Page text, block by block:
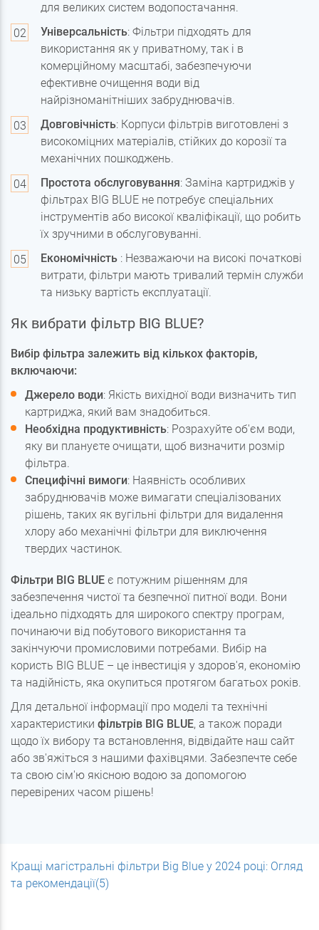
для великих систем водопостачання.
Універсальність: Фільтри підходять для
використання як у приватному, так і в
комерційному масштабі, забезпечуючи
ефективне очищення води від
найрізноманітніших забруднювачів.
Довговічність: Корпуси фільтрів виготовлені з
високоміцних матеріалів, стійких до корозії та
механічних пошкоджень.
Простота обслуговування: Заміна картриджів у
фільтрах BIG BLUE не потребує спеціальних
інструментів або високої кваліфікації, що робить
їх зручними в обслуговуванні.
Економічність : Незважаючи на високі початкові
витрати, фільтри мають тривалий термін служби
та низьку вартість експлуатації.
Як вибрати фільтр BIG BLUE?
Вибір фільтра залежить від кількох факторів,
включаючи:
Джерело води: Якість вихідної води визначить тип
картриджа, який вам знадобиться.
Необхідна продуктивність: Розрахуйте об'єм води,
яку ви плануєте очищати, щоб визначити розмір
фільтра.
Специфічні вимоги: Наявність особливих
забруднювачів може вимагати спеціалізованих
рішень, таких як вугільні фільтри для видалення
хлору або механічні фільтри для виключення
твердих частинок.
Фільтри BIG BLUE є потужним рішенням для
забезпечення чистої та безпечної питної води. Вони
ідеально підходять для широкого спектру програм,
починаючи від побутового використання та
закінчуючи промисловими потребами. Вибір на
користь BIG BLUE – це інвестиція у здоров'я, економію
та надійність, яка окупиться протягом багатьох років.
Для детальної інформації про моделі та технічні
характеристики фільтрів BIG BLUE, а також поради
щодо їх вибору та встановлення, відвідайте наш сайт
або зв'яжіться з нашими фахівцями. Забезпечте себе
та свою сім'ю якісною водою за допомогою
перевірених часом рішень!
Кращі магістральні фільтри Big Blue у 2024 році: Огляд
та рекомендації(5)